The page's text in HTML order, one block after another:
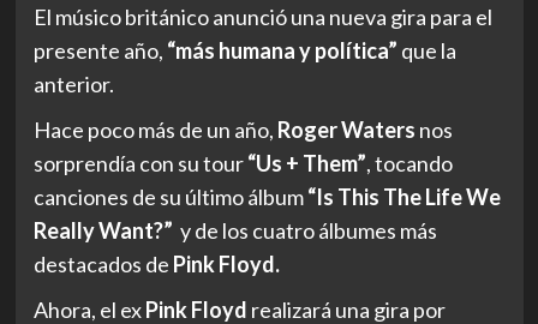
El músico británico anunció una nueva gira para el
presente año, “más humana y política” que la
anterior.
Hace poco más de un año, Roger Waters nos
sorprendía con su tour“Us + Them”, tocando
canciones de su último álbum“Is This The Life We
Really Want?” y de los cuatro álbumes más
destacados de Pink Floyd.
Ahora, el exPink Floyd realizará una gira por